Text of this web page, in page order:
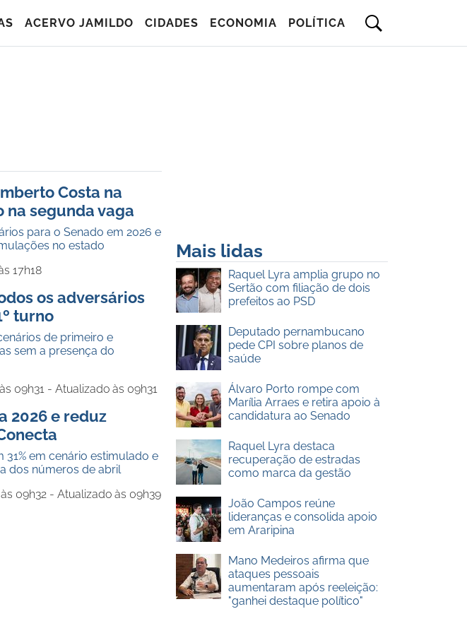
ACERVO JAMILDO CIDADES ECONOMIA POLÍTICA
Costa na
segunda vaga
para o Senado em 2026 e
no estado
17h18
os adversários
turno
de primeiro e
sem a presença do
09h31 - Atualizado às 09h31
2026 e reduz
em cenário estimulado e
dos números de abril
09h32 - Atualizado às 09h39
Mais lidas
Raquel Lyra amplia grupo no
Sertão com filiação de dois
prefeitos ao PSD
Deputado pernambucano
pede CPI sobre planos de
saúde
Álvaro Porto rompe com
Marília Arraes e retira apoio à
candidatura ao Senado
Raquel Lyra destaca
recuperação de estradas
como marca da gestão
João Campos reúne
lideranças e consolida apoio
em Araripina
Mano Medeiros afirma que
ataques pessoais
aumentaram após reeleição:
"ganhei destaque político"